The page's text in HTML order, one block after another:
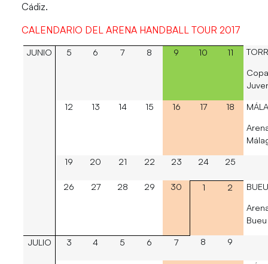
Cádiz.
CALENDARIO DEL ARENA HANDBALL TOUR 2017
JUNIO 5 6 7 8 9 10 11
12
13 14 15 16 17 18
19
20 21 22 23 24 25
26 27 28 29 30 1 2
Bueu
JULIO 3 4 5 6 7 8 9